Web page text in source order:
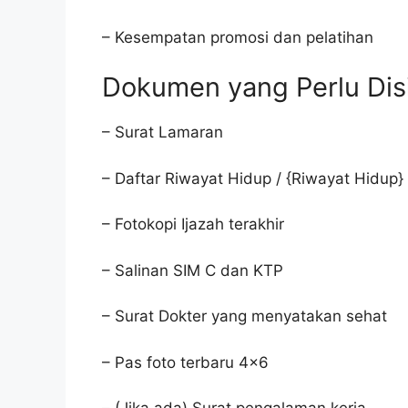
– Kesempatan promosi dan pelatihan
Dokumen yang Perlu
– Surat Lamaran
– Daftar Riwayat Hidup / {Riwayat Hidup}
– Fotokopi Ijazah terakhir
– Salinan SIM C dan KTP
– Surat Dokter yang menyatakan sehat
– Pas foto terbaru 4×6